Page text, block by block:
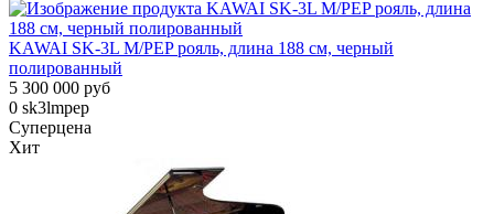
KAWAI SK-3L M/PEP рояль, длина 188 см, черный
полированный
5 300 000 руб
0 sk3lmpep
Суперцена
Хит